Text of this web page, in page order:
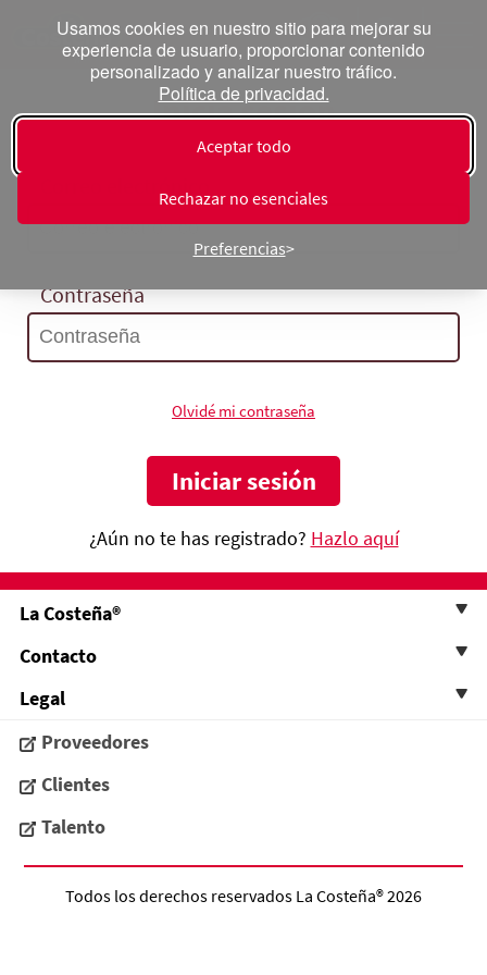
Usamos cookies en nuestro sitio para mejorar su
experiencia de usuario, proporcionar contenido
personalizado y analizar nuestro tráfico.
Política de privacidad.
Aceptar todo
Rechazar no esenciales
Preferencias
Inicia sesión
Contraseña
Olvidé mi contraseña
¿Aún no te has registrado? Hazlo aquí
La Costeña®
Contacto
Legal
Proveedores
Clientes
Talento
Todos los derechos reservados La Costeña®2026